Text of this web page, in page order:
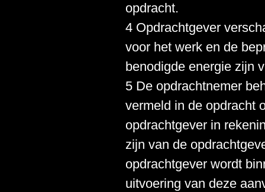
opdracht.
4 Opdrachtgever
voor het werk en de
benodigde energie zijn
5 De opdrachtnemer
vermeld in de opdracht
opdrachtgever in
zijn van de
opdrachtgever wordt
uitvoering van deze